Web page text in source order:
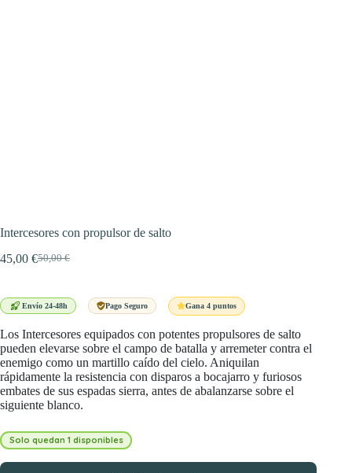
Intercesores con propulsor de salto
50,00€
El
era:
45,00 €El
es:
Envío 24-48h Pago Seguro Gana 4 puntos
Los Intercesores equipados con potentes propulsores de salto
pueden elevarse sobre el campo de batalla y arremeter contra el
enemigo como un martillo caído del cielo. Aniquilan
rápidamente la resistencia con disparos a bocajarro y furiosos
embates de sus espadas sierra, antes de abalanzarse sobre el
siguiente blanco.
Solo quedan 1 disponibles